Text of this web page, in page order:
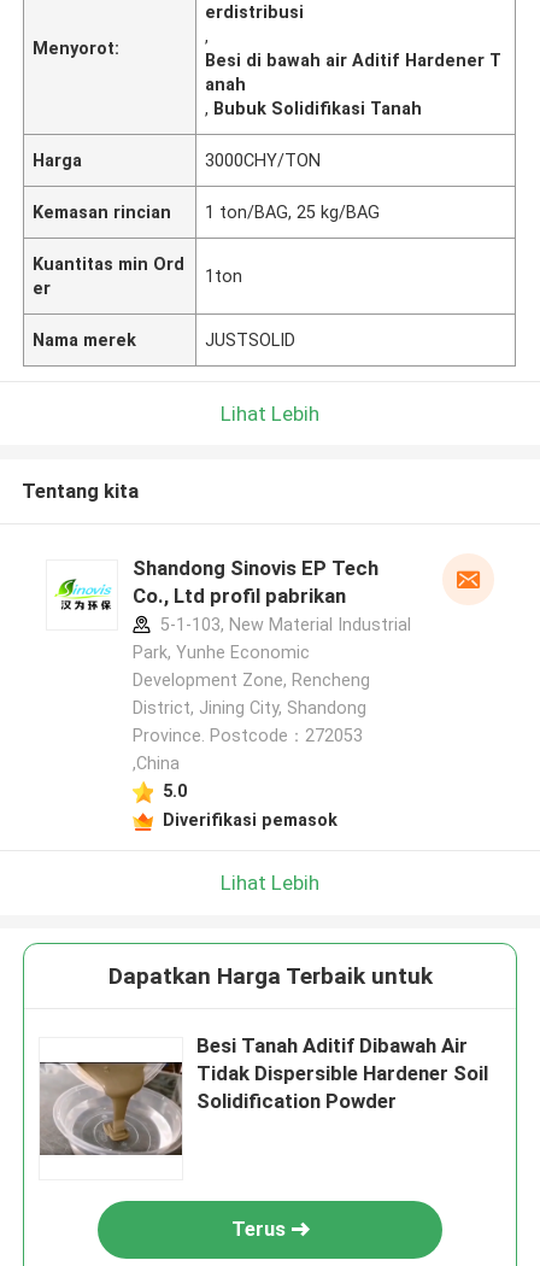
Menyorot:
erdistribusi
,
Besi di bawah air Aditif Hardener T
anah
, Bubuk Solidifikasi Tanah
Harga 3000CHY/TON
Kemasan rincian 1 ton/BAG, 25 kg/BAG
Kuantitas min Ord
er
1ton
Nama merek JUSTSOLID
Lihat Lebih
Tentang kita
Shandong Sinovis EP Tech
Co., Ltd profil pabrikan
5-1-103, New Material Industrial
Park, Yunhe Economic
Development Zone, Rencheng
District, Jining City, Shandong
Province. Postcode：272053
,China
5.0
Diverifikasi pemasok
Lihat Lebih
Dapatkan Harga Terbaik untuk
Besi Tanah Aditif Dibawah Air
Tidak Dispersible Hardener Soil
Solidification Powder
Terus